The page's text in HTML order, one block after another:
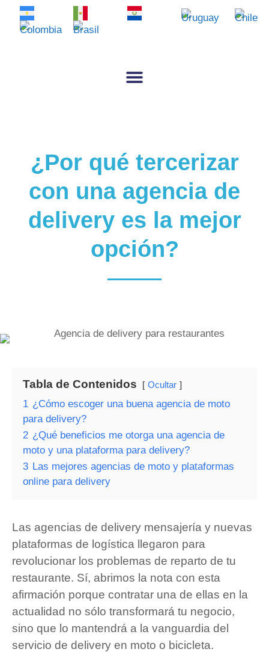
¿Por qué tercerizar
con una agencia de
delivery es la mejor
opción?
Tabla de Contenidos Ocultar
1 ¿Cómo escoger una buena agencia de moto
para delivery?
2 ¿Qué beneficios me otorga una agencia de
moto y una plataforma para delivery?
3 Las mejores agencias de moto y plataformas
online para delivery
Las agencias de delivery mensajería y nuevas
plataformas de logística llegaron para
revolucionar los problemas de reparto de tu
restaurante. Sí, abrimos la nota con esta
afirmación porque contratar una de ellas en la
actualidad no sólo transformará tu negocio,
sino que lo mantendrá a la vanguardia del
servicio de delivery en moto o bicicleta.